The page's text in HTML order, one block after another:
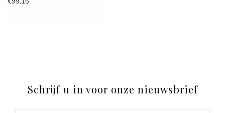
Schrijf u in voor onze nieuwsbrief